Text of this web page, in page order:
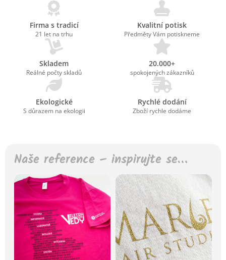
Firma s tradicí
21 let na trhu
Kvalitní potisk
Předměty Vám potiskneme
Skladem
Reálné počty skladů
20.000+
spokojených zákazníků
Ekologické
S důrazem na ekologii
Rychlé dodání
Zboží rychle dodáme
Naše reference – inspirujte se…